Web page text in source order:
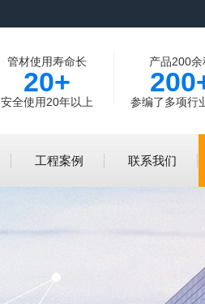
管材使用寿命长
20+
安全使用20年以上
产品200余
参编了多项行
工程案例 联系我们